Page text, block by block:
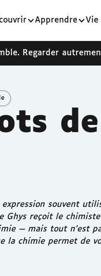
Apprendre Vie
Regarder
souvent
Ghys reçoit le
— mais tout n’est
la chimie permet de